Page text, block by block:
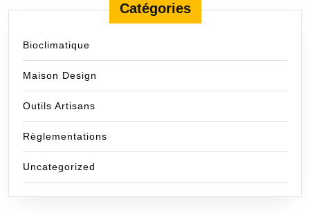
Catégories
Bioclimatique
Maison Design
Outils Artisans
Règlementations
Uncategorized